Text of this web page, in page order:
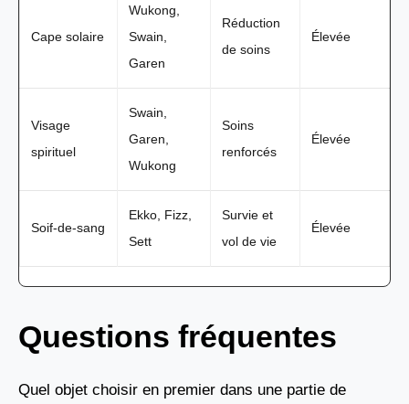
Cape solaire
Wukong,
Swain,
Garen
Réduction
de soins
Élevée
Visage
spirituel
Swain,
Garen,
Wukong
Soins
renforcés
Élevée
Soif-de-sang
Ekko, Fizz,
Sett
Survie et
vol de vie
Élevée
Questions fréquentes
Quel objet choisir en premier dans une partie de